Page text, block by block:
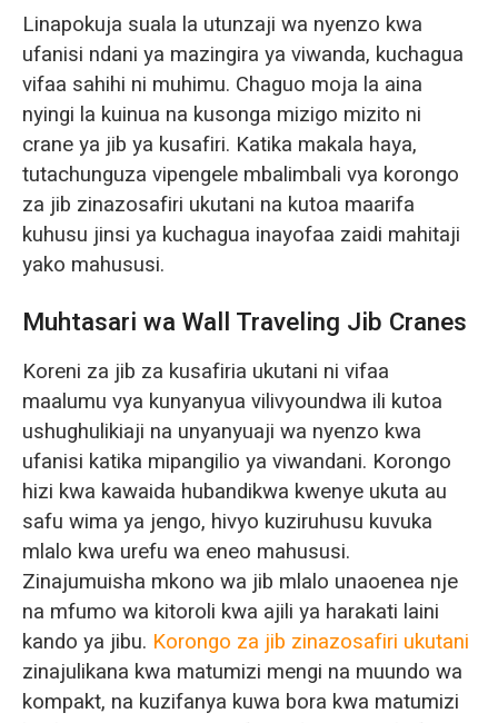
Linapokuja suala la utunzaji wa nyenzo kwa
ufanisi ndani ya mazingira ya viwanda, kuchagua
vifaa sahihi ni muhimu. Chaguo moja la aina
nyingi la kuinua na kusonga mizigo mizito ni
crane ya jib ya kusafiri. Katika makala haya,
tutachunguza vipengele mbalimbali vya korongo
za jib zinazosafiri ukutani na kutoa maarifa
kuhusu jinsi ya kuchagua inayofaa zaidi mahitaji
yako mahususi.
Muhtasari wa Wall Traveling Jib Cranes
Koreni za jib za kusafiria ukutani ni vifaa
maalumu vya kunyanyua vilivyoundwa ili kutoa
ushughulikiaji na unyanyuaji wa nyenzo kwa
ufanisi katika mipangilio ya viwandani. Korongo
hizi kwa kawaida hubandikwa kwenye ukuta au
safu wima ya jengo, hivyo kuziruhusu kuvuka
mlalo kwa urefu wa eneo mahususi.
Zinajumuisha mkono wa jib mlalo unaoenea nje
na mfumo wa kitoroli kwa ajili ya harakati laini
kando ya jibu. Korongo za jib zinazosafiri ukutani
zinajulikana kwa matumizi mengi na muundo wa
kompakt, na kuzifanya kuwa bora kwa matumizi
Українська
Čeština
Беларуская мова
Dansk
Norsk
O‘zbekcha